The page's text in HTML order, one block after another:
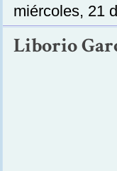
miércoles, 21
Liborio